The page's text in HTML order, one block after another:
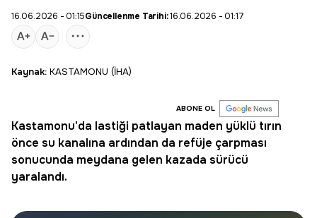
16.06.2026 - 01:15Güncellenme Tarihi:16.06.2026 - 01:17
Kaynak: KASTAMONU (İHA)
ABONE OL
Kastamonu'da lastiği patlayan maden yüklü tırın
önce su kanalına ardından da refüje çarpması
sonucunda meydana gelen kazada sürücü
yaralandı.